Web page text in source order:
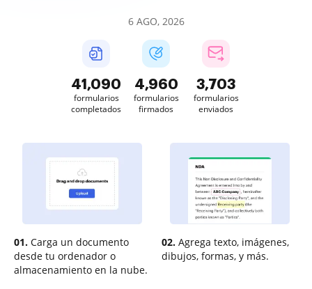
6 AGO, 2026
41,090
formularios
completados
4,960
formularios
firmados
3,703
formularios
enviados
01. Carga un documento
desde tu ordenador o
almacenamiento en la nube.
02. Agrega texto, imágenes,
dibujos, formas, y más.